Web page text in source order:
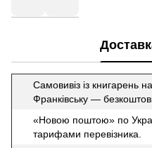
Самовивіз із книгарень
Франківську —
«Новою поштою» по
тарифами перевізника.